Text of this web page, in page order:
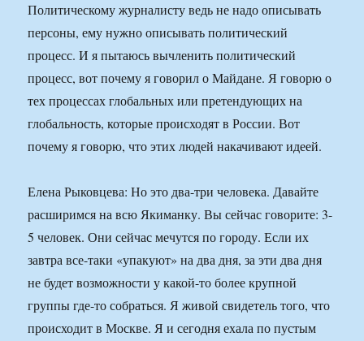
Политическому журналисту ведь не надо описывать
персоны, ему нужно описывать политический
процесс. И я пытаюсь вычленить политический
процесс, вот почему я говорил о Майдане. Я говорю о
тех процессах глобальных или претендующих на
глобальность, которые происходят в России. Вот
почему я говорю, что этих людей накачивают идеей.
Елена Рыковцева: Но это два-три человека. Давайте
расширимся на всю Якиманку. Вы сейчас говорите: 3-
5 человек. Они сейчас мечутся по городу. Если их
завтра все-таки «упакуют» на два дня, за эти два дня
не будет возможности у какой-то более крупной
группы где-то собраться. Я живой свидетель того, что
происходит в Москве. Я и сегодня ехала по пустым